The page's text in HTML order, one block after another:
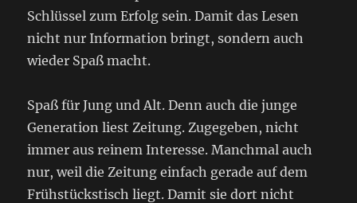
Schlüssel zum Erfolg sein. Damit das Lesen
nicht nur Information bringt, sondern auch
wieder Spaß macht.
Spaß für Jung und Alt. Denn auch die junge
Generation liest Zeitung. Zugegeben, nicht
immer aus reinem Interesse. Manchmal auch
nur, weil die Zeitung einfach gerade auf dem
Frühstückstisch liegt. Damit sie dort nicht